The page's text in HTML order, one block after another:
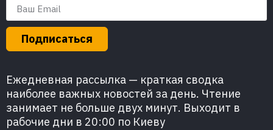
Подписаться
Ежедневная рассылка — краткая сводка
наиболее важных новостей за день. Чтение
занимает не больше двух минут. Выходит в
рабочие дни в 20:00 по Киеву